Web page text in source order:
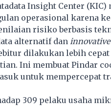
Insight Center (KIC)
operasional karena
risiko berbasis
alternatif dan
dilakukan lebih cepat
Ini membuat Pindar
untuk mempercepat
309 pelaku usaha